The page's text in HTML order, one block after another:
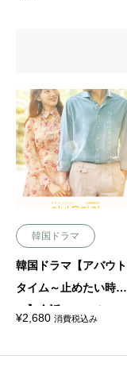
韓国ドラマ
韓国ドラマ【アバウト
タイム～止めたい時間
～】全話 DVD＆Blu-r
¥2,680 消費税込み